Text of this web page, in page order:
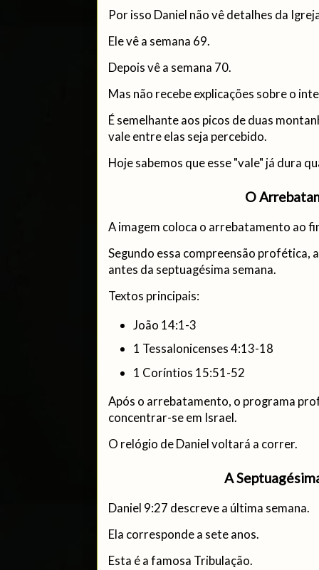
Por isso Daniel não vê detalhes da
Ele vê a semana 69.
Depois vê a semana 70.
Mas não recebe explicações sobre o
É semelhante aos picos de duas
vale entre elas seja percebido.
Hoje sabemos que esse "vale" já dura
O
A imagem coloca o arrebatamento ao
Segundo essa compreensão profética,
antes da septuagésima semana.
Textos principais:
João 14:1-3
1 Tessalonicenses 4:13-18
1 Coríntios 15:51-52
Após o arrebatamento, o programa
concentrar-se em Israel.
O relógio de Daniel voltará a correr.
A
Daniel 9:27 descreve a última semana.
Ela corresponde a sete anos.
Esta é a famosa Tribulação.